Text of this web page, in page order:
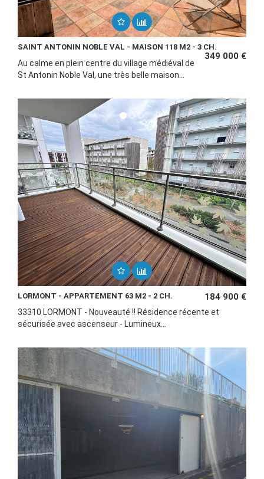
SAINT ANTONIN NOBLE VAL - MAISON 118 M2 - 3 CH.
349 000 €
Au calme en plein centre du village médiéval de
St Antonin Noble Val, une très belle maison...
LORMONT - APPARTEMENT 63 M2 - 2 CH. 184 900 €
33310 LORMONT - Nouveauté !! Résidence récente et
sécurisée avec ascenseur - Lumineux...